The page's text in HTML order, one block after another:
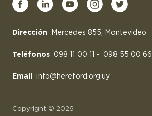
Dirección Mercedes 855, Montevideo
Teléfonos 098 11 00 11 - 098 55 00 66
Email info@hereford.org.uy
Copyright © 2026